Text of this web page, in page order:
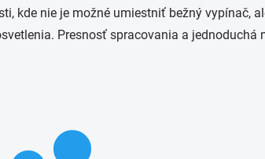
kde nie je možné umiestniť bežný vypínač,
Presnosť spracovania a jednoduchá